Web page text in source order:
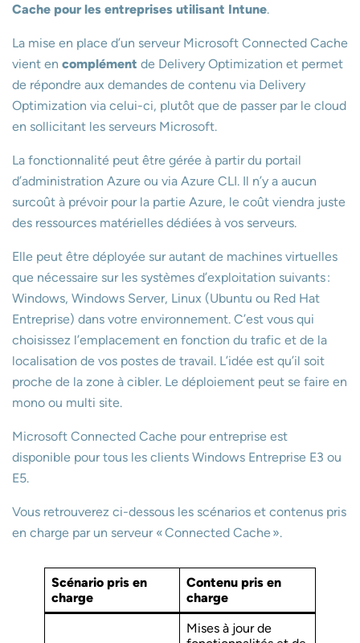
Cache pour les entreprises utilisant Intune.
La mise en place d’un serveur Microsoft Connected Cache
vient en complément de Delivery Optimization et permet
de répondre aux demandes de contenu via Delivery
Optimization via celui-ci, plutôt que de passer par le cloud
en sollicitant les serveurs Microsoft.
La fonctionnalité peut être gérée à partir du portail
d’administration Azure ou via Azure CLI. Il n’y a aucun
surcoût à prévoir pour la partie Azure, le coût viendra juste
des ressources matérielles dédiées à vos serveurs.
Elle peut être déployée sur autant de machines virtuelles
que nécessaire sur les systèmes d’exploitation suivants :
Windows, Windows Server, Linux (Ubuntu ou Red Hat
Entreprise) dans votre environnement. C’est vous qui
choisissez l’emplacement en fonction du trafic et de la
localisation de vos postes de travail. L’idée est qu’il soit
proche de la zone à cibler. Le déploiement peut se faire en
mono ou multi site.
Microsoft Connected Cache pour entreprise est
disponible pour tous les clients Windows Entreprise E3 ou
E5.
Vous retrouverez ci-dessous les scénarios et contenus pris
en charge par un serveur « Connected Cache ».
Scénario pris en
charge
Contenu pris en
charge
Mises à jour de